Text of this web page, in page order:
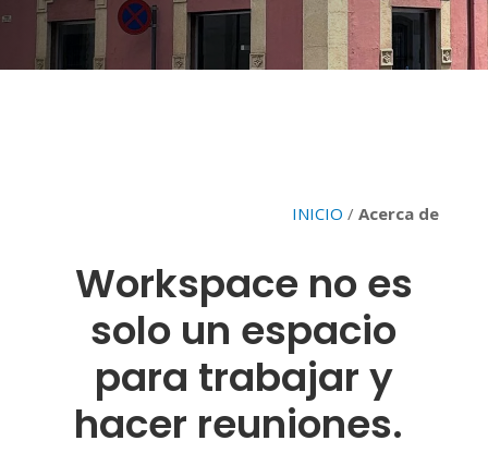
INICIO /Acerca de
Workspace no es
solo un espacio
para trabajar y
hacer reuniones.